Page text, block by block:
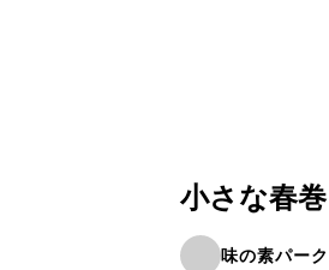
小さな春巻
味の素パーク